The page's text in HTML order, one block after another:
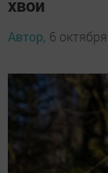
хвои
Автор, 6